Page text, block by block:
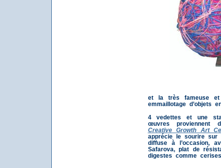
et la très fameuse
emmaillotage d’objets
4 vedettes et une
œuvres proviennent
Creative Growth Art
apprécie le sourire sur
diffuse à l’occasion,
Safarova, plat de
digestes comme